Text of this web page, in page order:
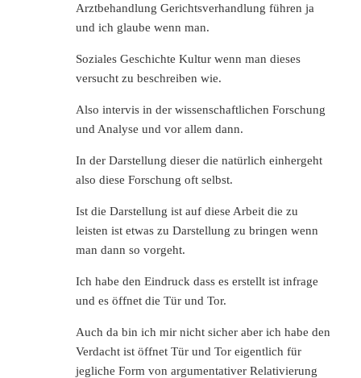
Arztbehandlung Gerichtsverhandlung führen ja
und ich glaube wenn man.
Soziales Geschichte Kultur wenn man dieses
versucht zu beschreiben wie.
Also intervis in der wissenschaftlichen Forschung
und Analyse und vor allem dann.
In der Darstellung dieser die natürlich einhergeht
also diese Forschung oft selbst.
Ist die Darstellung ist auf diese Arbeit die zu
leisten ist etwas zu Darstellung zu bringen wenn
man dann so vorgeht.
Ich habe den Eindruck dass es erstellt ist infrage
und es öffnet die Tür und Tor.
Auch da bin ich mir nicht sicher aber ich habe den
Verdacht ist öffnet Tür und Tor eigentlich für
jegliche Form von argumentativer Relativierung